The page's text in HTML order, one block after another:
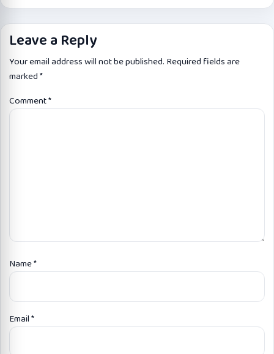
Leave a Reply
Your email address will not be published. Required fields are
marked*
Comment*
Name*
Email*